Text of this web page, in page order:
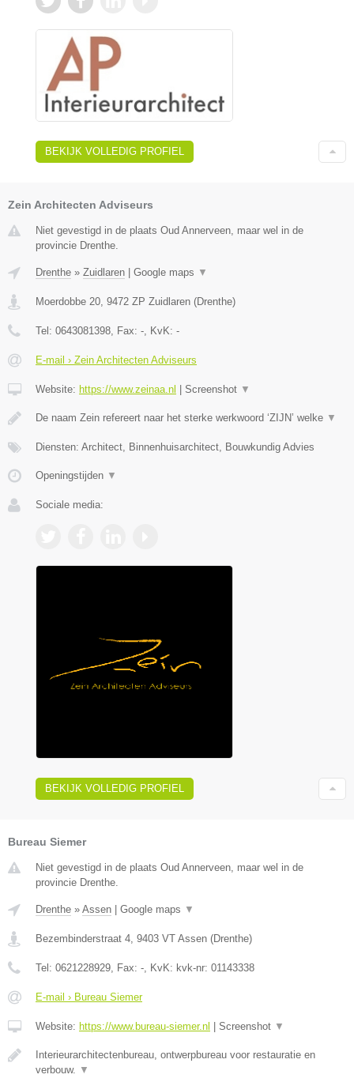
BEKIJK VOLLEDIG PROFIEL
Zein Architecten Adviseurs
Niet gevestigd in de plaats Oud Annerveen, maar wel in de
provincie Drenthe.
Drenthe » Zuidlaren Google maps ▼
Moerdobbe 20, 9472 ZP Zuidlaren (Drenthe)
Tel: 0643081398, Fax: -, KvK: -
E-mail › Zein Architecten Adviseurs
Website: https://www.zeinaa.nl Screenshot ▼
De naam Zein refereert naar het sterke werkwoord ‘ZIJN’ welke ▼
Diensten: Architect, Binnenhuisarchitect, Bouwkundig Advies
Openingstijden ▼
Sociale media:
BEKIJK VOLLEDIG PROFIEL
Bureau Siemer
Niet gevestigd in de plaats Oud Annerveen, maar wel in de
provincie Drenthe.
Drenthe » Assen Google maps ▼
Bezembinderstraat 4, 9403 VT Assen (Drenthe)
Tel: 0621228929, Fax: -, KvK: kvk-nr: 01143338
E-mail › Bureau Siemer
Website: https://www.bureau-siemer.nl Screenshot ▼
Interieurarchitectenbureau, ontwerpbureau voor restauratie en
verbouw. ▼